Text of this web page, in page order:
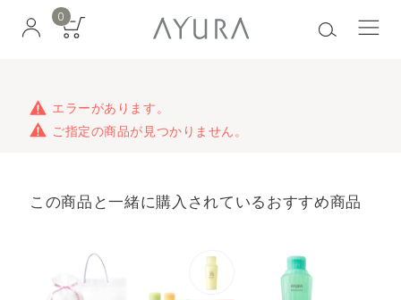
0
エラーがあります。
ご指定の商品が見つかりません。
この商品と一緒に購入されているおすすめ商品